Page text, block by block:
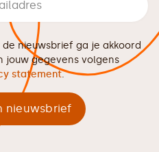
nieuwsbrief ga je akkoord
jouw gegevens volgens
statement.